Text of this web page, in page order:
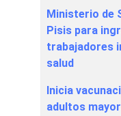
Ministerio de
Pisis para
trabajadores
salud
Inicia
adultos